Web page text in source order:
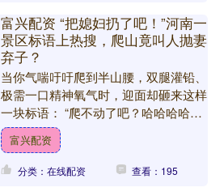
富兴配资 “把媳妇扔了吧！”河南一
景区标语上热搜，爬山竟叫人抛妻
弃子？
当你气喘吁吁爬到半山腰，双腿灌铅、
极需一口精神氧气时，迎面却砸来这样
一块标语： “爬不动了吧？哈哈哈哈哈
哈哈哈哈哈！别担心，还有1万步，加
油哦；要不把孩子扔了吧....
富兴配资
分类：在线配资 查看：195